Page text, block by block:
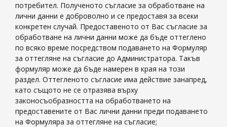
потребител. Полученото съгласие за обработване на
лични данни е доброволно и се предоставя за всеки
конкретен случай. Предоставеното от Вас съгласие за
обработване на лични данни може да бъде оттеглено
по всяко време посредством подаването на Формуляр
за оттегляне на съгласие до Администратора. Такъв
формуляр може да бъде намерен в края на този
раздел. Оттегленото съгласие има действие занапред,
като същото не се отразява върху
законосъобразността на обработването на
предоставените от Вас лични данни преди подаването
на Формуляра за оттегляне на съгласие;